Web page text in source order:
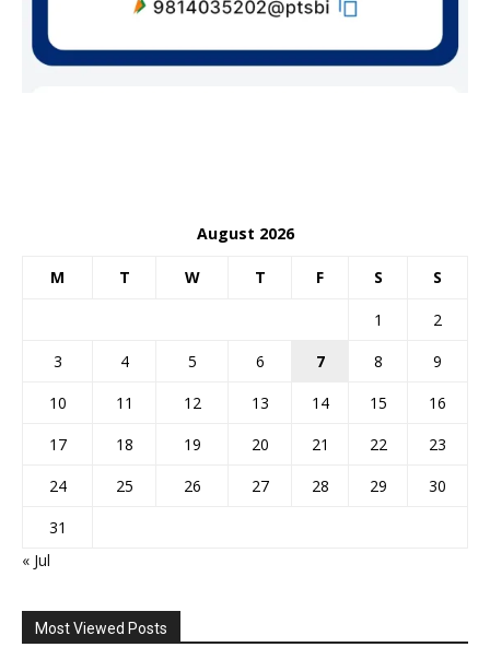
August 2026
M T W T F S S
1
2
3
4 5 6 7 8
9
10
11 12 13 14 15
16
17
18 19 20 21 22
23
24
25 26 27 28 29
30
31
« Jul
Most Viewed Posts